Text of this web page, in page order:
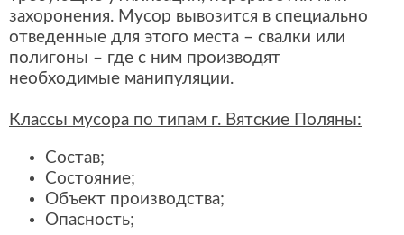
захоронения. Мусор вывозится в специально
отведенные для этого места – свалки или
полигоны – где с ним производят
необходимые манипуляции.
Классы мусора по типам г. Вятские Поляны:
Состав;
Состояние;
Объект производства;
Опасность;